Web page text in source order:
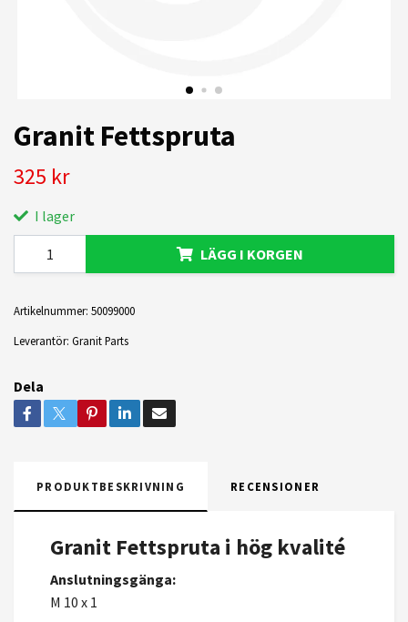
Granit Fettspruta
325 kr
I lager
LÄGG I KORGEN
Artikelnummer: 50099000
Leverantör: Granit Parts
Dela
PRODUKTBESKRIVNING RECENSIONER
Granit Fettspruta i hög kvalité
Anslutningsgänga:
M 10 x 1